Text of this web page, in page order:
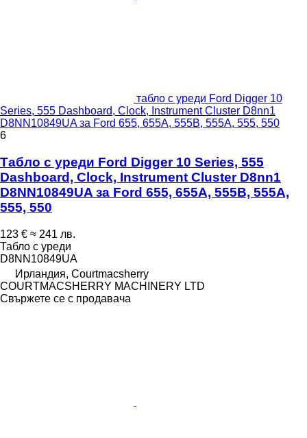
табло с уреди Ford Digger 10
Series, 555 Dashboard, Clock, Instrument Cluster D8nn1
D8NN10849UA за Ford 655, 655A, 555B, 555A, 555, 550
6
Табло с уреди Ford Digger 10 Series, 555
Dashboard, Clock, Instrument Cluster D8nn1
D8NN10849UA за Ford 655, 655A, 555B, 555A,
555, 550
123 € ≈ 241 лв.
Табло с уреди
D8NN10849UA
Ирландия, Courtmacsherry
COURTMACSHERRY MACHINERY LTD
Свържете се с продавача